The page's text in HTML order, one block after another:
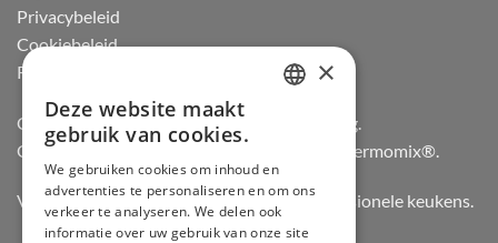
Privacybeleid
Cookiebeleid
Retourneren
Officiële dealer van Gozney en Big Green Egg.
Officiële advisor en verdeler van Vorwerk Thermomix®.
Vertrouwd door hobbykoks, chefs en professionele keukens.
GERMAN
ENGLISH
×
Deze website maakt
gebruik van cookies.
We gebruiken cookies om inhoud en
advertenties te personaliseren en om ons
verkeer te analyseren. We delen ook
informatie over uw gebruik van onze site